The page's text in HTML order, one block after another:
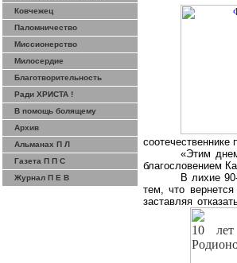
Ковчежец
Паломничество
Миссионерство
Милосердие
Благотворительность
Ради ХРИСТА !
В помощь болящему
Архив
Альманах П Л
Газета П П С
Журнал П Е В
соотечественнике
«Этим
благословением
Влихие
тем, что
заставляя